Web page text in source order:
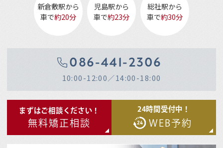
新倉敷駅から
車で約20分
児島駅から
車で約23分
総社駅から
車で約30分
086-441-2306
10:00-12:00／14:00-18:00
まずはご相談ください！
無料矯正相談
24時間受付中！
WEB予約